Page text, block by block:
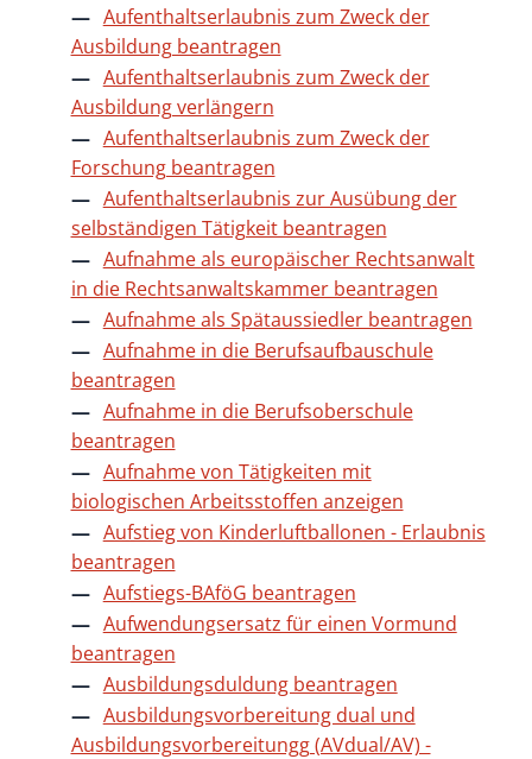
Aufenthaltserlaubnis zum Zweck der
Ausbildung beantragen
Aufenthaltserlaubnis zum Zweck der
Ausbildung verlängern
Aufenthaltserlaubnis zum Zweck der
Forschung beantragen
Aufenthaltserlaubnis zur Ausübung der
selbständigen Tätigkeit beantragen
Aufnahme als europäischer Rechtsanwalt
in die Rechtsanwaltskammer beantragen
Aufnahme als Spätaussiedler beantragen
Aufnahme in die Berufsaufbauschule
beantragen
Aufnahme in die Berufsoberschule
beantragen
Aufnahme von Tätigkeiten mit
biologischen Arbeitsstoffen anzeigen
Aufstieg von Kinderluftballonen - Erlaubnis
beantragen
Aufstiegs-BAföG beantragen
Aufwendungsersatz für einen Vormund
beantragen
Ausbildungsduldung beantragen
Ausbildungsvorbereitung dual und
Ausbildungsvorbereitungg (AVdual/AV) -